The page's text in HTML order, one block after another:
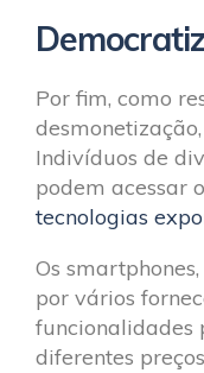
Por fim, como
Indivíduos de
podem acessar
tecnologias
Os
por vários
funcionalidades
diferentes